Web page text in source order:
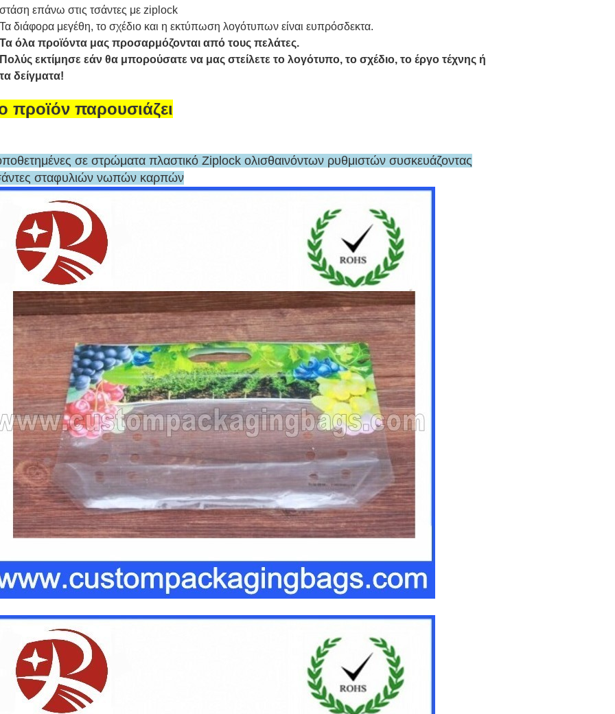
στάση επάνω στις τσάντες με ziplock
Τα διάφορα μεγέθη, το σχέδιο και η εκτύπωση λογότυπων είναι ευπρόσδεκτα.
Τα όλα προϊόντα μας προσαρμόζονται από τους πελάτες.
Πολύς εκτίμησε εάν θα μπορούσατε να μας στείλετε το λογότυπο, το σχέδιο, το έργο τέχνης ή
τα δείγματα!
προϊόν παρουσιάζει
σε στρώματα πλαστικό Ziplock ολισθαινόντων ρυθμιστών συσκευάζοντας
σταφυλιών νωπών καρπών